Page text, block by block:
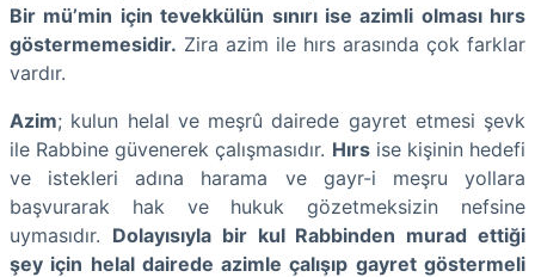
Bir mü’min için tevekkülün sınırı ise azimli olması hırs
göstermemesidir. Zira azim ile hırs arasında çok farklar
vardır.
Azim; kulun helal ve meşrû dairede gayret etmesi şevk
ile Rabbine güvenerek çalışmasıdır. Hırsise kişinin hedefi
ve istekleri adına harama ve gayr-i meşru yollara
başvurarak hak ve hukuk gözetmeksizin nefsine
uymasıdır. Dolayısıyla bir kul Rabbinden murad ettiği
şey için helal dairede azimle çalışıp gayret göstermeli